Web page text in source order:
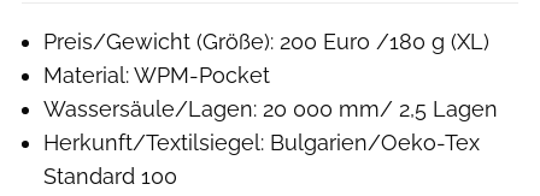
Preis/Gewicht (Größe): 200 Euro /180 g (XL)
Material: WPM-Pocket
Wassersäule/Lagen: 20 000 mm/ 2,5 Lagen
Herkunft/Textilsiegel: Bulgarien/Oeko-Tex
Standard 100